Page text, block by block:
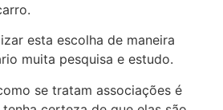
esta escolha de maneira
muita pesquisa e estudo.
se tratam associações é